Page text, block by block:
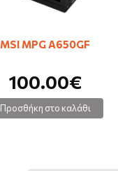
MSI MPG A650GF
100.00€
Προσθήκη στο καλάθι